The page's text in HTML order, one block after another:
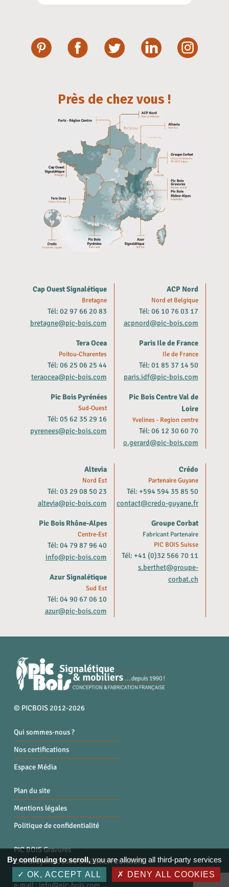
Près de chez vous !
Cap Ouest Signalétique
Bretagne
Tél: 02 97 66 20 83
bretagne@pic-bois.com
Tera Ocea
Poitou-Charentes
Tél: 06 25 06 25 44
teraocea@pic-bois.com
Pic Bois Pyrénées
Sud-Ouest
Tél: 05 62 35 29 16
pyrenees@pic-bois.com
ACP Nord
Nord et Belgique
Tél: 06 10 76 03 17
acpnord@pic-bois.com
Paris Ile de France
Ile de France
Tél: 01 85 37 14 50
paris.idf@pic-bois.com
Pic Bois Centre Val de
Loire
Yvelines - Region centre
Tél: 06 12 30 60 70
o.gerard@pic-bois.com
Altevia
Nord Est
Tél: 03 29 08 50 23
altevia@pic-bois.com
Pic Bois Rhône-Alpes
Centre-Est
Tél: 04 79 87 96 40
info@pic-bois.com
Azur Signalétique
Sud Est
Tél: 04 90 67 06 10
azur@pic-bois.com
Crédo
Partenaire Guyane
Tél: +594 594 35 85 50
contact@credo-guyane.fr
Groupe Corbat
Fabricant Partenaire
PIC BOIS Suisse
Tél: +41 (0)32 566 70 11
s.berthet@groupe-
corbat.ch
© PICBOIS 2012-2026
Qui sommes-nous ?
Nos certifications
Espace Média
Plan du site
Mentions légales
Politique de confidentialité
PIC BOIS Gravures
ZI la Bruyère, 01300 BREGNIER CORDON
Tél. : 04 79 87 96 40
e-mail :info@pic-bois.com
By continuing to scroll,you are allowing all third-party services
OK, ACCEPT ALL
DENY ALL COOKIES